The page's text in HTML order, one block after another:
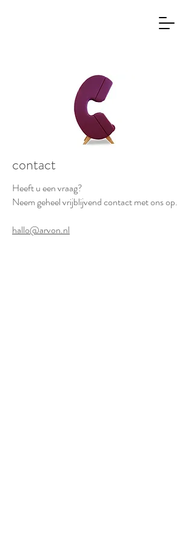
contact
Heeft u een vraag?
Neem geheel vrijblijvend contact met ons op.
hallo@arvon.nl